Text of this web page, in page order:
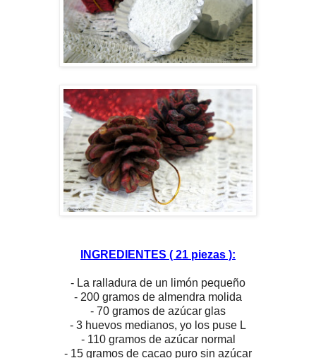
INGREDIENTES ( 21 piezas ):
- La ralladura de un limón pequeño
- 200 gramos de almendra molida
- 70 gramos de azúcar glas
- 3 huevos medianos, yo los puse L
- 110 gramos de azúcar normal
- 15 gramos de cacao puro sin azúcar